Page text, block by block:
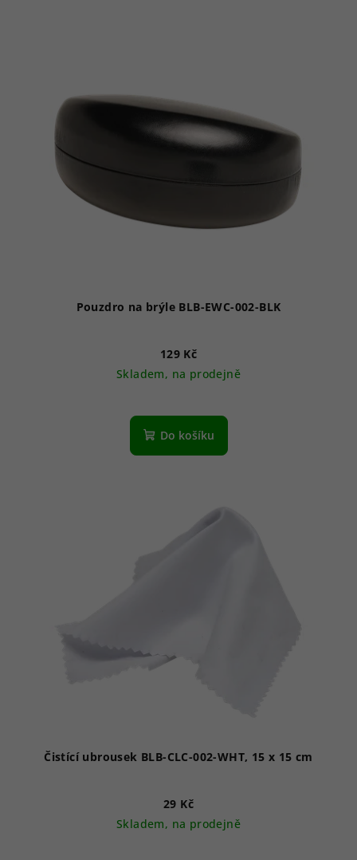
Pouzdro na brýle BLB-EWC-002-BLK
129 Kč
Skladem, na prodejně
Do košíku
Čistící ubrousek BLB-CLC-002-WHT, 15 x 15 cm
29 Kč
Skladem, na prodejně